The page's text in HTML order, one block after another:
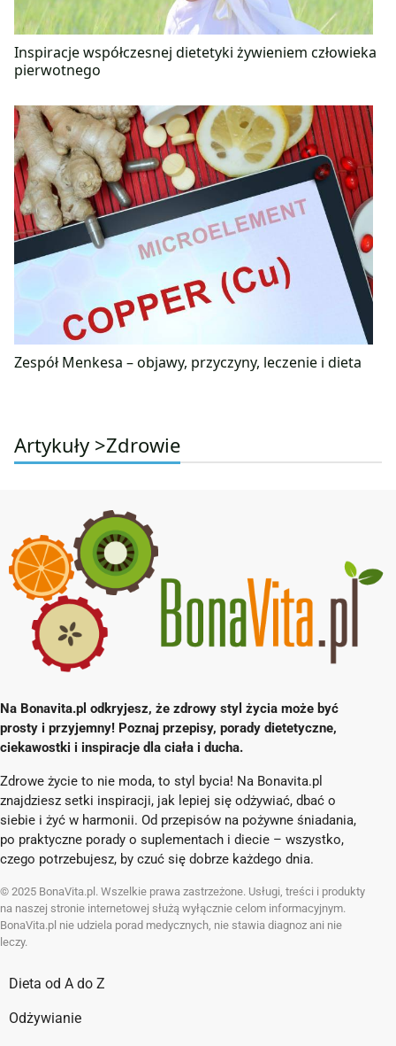
Inspiracje współczesnej dietetyki żywieniem człowieka
pierwotnego
Zespół Menkesa – objawy, przyczyny, leczenie i dieta
Artykuły >Zdrowie
Na Bonavita.pl odkryjesz, że zdrowy styl życia może być
prosty i przyjemny! Poznaj przepisy, porady dietetyczne,
ciekawostki i inspiracje dla ciała i ducha.
Zdrowe życie to nie moda, to styl bycia! Na Bonavita.pl
znajdziesz setki inspiracji, jak lepiej się odżywiać, dbać o
siebie i żyć w harmonii. Od przepisów na pożywne śniadania,
po praktyczne porady o suplementach i diecie – wszystko,
czego potrzebujesz, by czuć się dobrze każdego dnia.
© 2025 BonaVita.pl. Wszelkie prawa zastrzeżone. Usługi, treści i produkty
na naszej stronie internetowej służą wyłącznie celom informacyjnym.
BonaVita.pl nie udziela porad medycznych, nie stawia diagnoz ani nie
leczy.
Dieta od A do Z
Odżywianie